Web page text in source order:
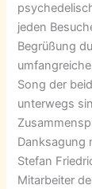
jeden
Begrüßung
Song der
unterwegs
Danksagung
Stefan
Mitarbeiter